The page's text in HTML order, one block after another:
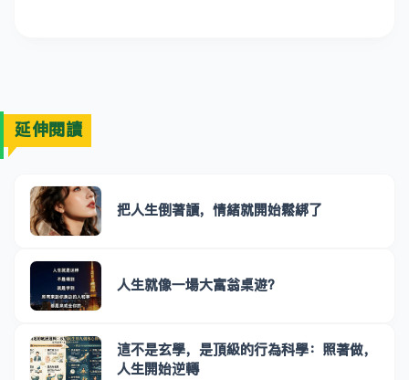
延伸閱讀
把人生倒著讀，情緒就開始鬆綁了
人生就像一場大富翁桌遊？
這不是玄學，是頂級的行為科學：照著做，
人生開始逆轉